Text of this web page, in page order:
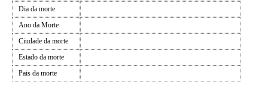
Dia da morte
Ano da Morte
Ciudade da morte
Estado da morte
Pais da morte